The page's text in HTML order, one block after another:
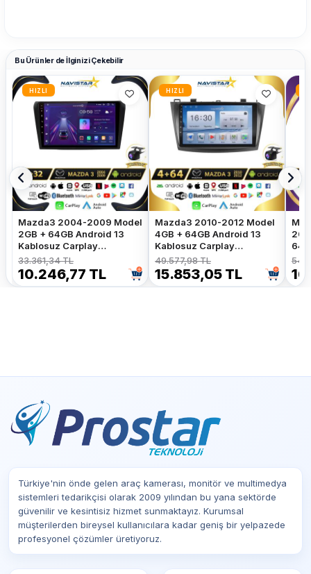
Bu Ürünler de İlginizi Çekebilir
HIZLI
Mazda3 2004-2009 Model
2GB + 64GB Android 13
Kablosuz Carplay
Navigasyon Multimedya
Sistemi
33.361,34 TL
10.246,77 TL
HIZLI
Mazda3 2010-2012 Model
4GB + 64GB Android 13
Kablosuz Carplay
Navigasyon Multimedya
Sistemi
49.577,98 TL
15.853,05 TL
Türkiye'nin önde gelen araç kamerası, monitör ve multimedya
sistemleri tedarikçisi olarak 2009 yılından bu yana sektörde
güvenilir ve kesintisiz hizmet sunmaktayız. Kurumsal
müşterilerden bireysel kullanıcılara kadar geniş bir yelpazede
profesyonel çözümler üretiyoruz.